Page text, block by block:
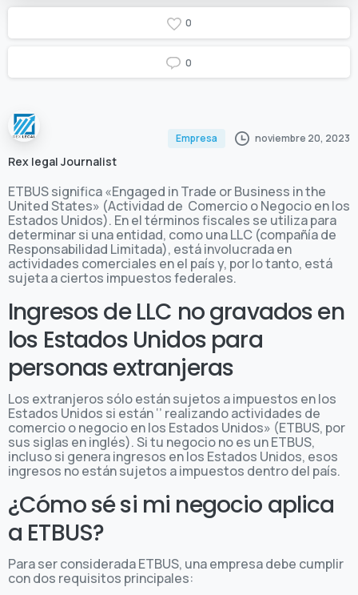
0
0
Rex legal Journalist
Empresa noviembre 20, 2023
ETBUS significa «Engaged in Trade or Business in the
United States» (Actividad de Comercio o Negocio en los
Estados Unidos). En el términos fiscales se utiliza para
determinar si una entidad, como una LLC (compañía de
Responsabilidad Limitada), está involucrada en
actividades comerciales en el país y, por lo tanto, está
sujeta a ciertos impuestos federales.
Ingresos de LLC no gravados en
los Estados Unidos para
personas extranjeras
Los extranjeros sólo están sujetos a impuestos en los
Estados Unidos si están ‘’ realizando actividades de
comercio o negocio en los Estados Unidos» (ETBUS, por
sus siglas en inglés). Si tu negocio no es un ETBUS,
incluso si genera ingresos en los Estados Unidos, esos
ingresos no están sujetos a impuestos dentro del país.
¿Cómo sé si mi negocio aplica
a ETBUS?
Para ser considerada ETBUS, una empresa debe cumplir
con dos requisitos principales: